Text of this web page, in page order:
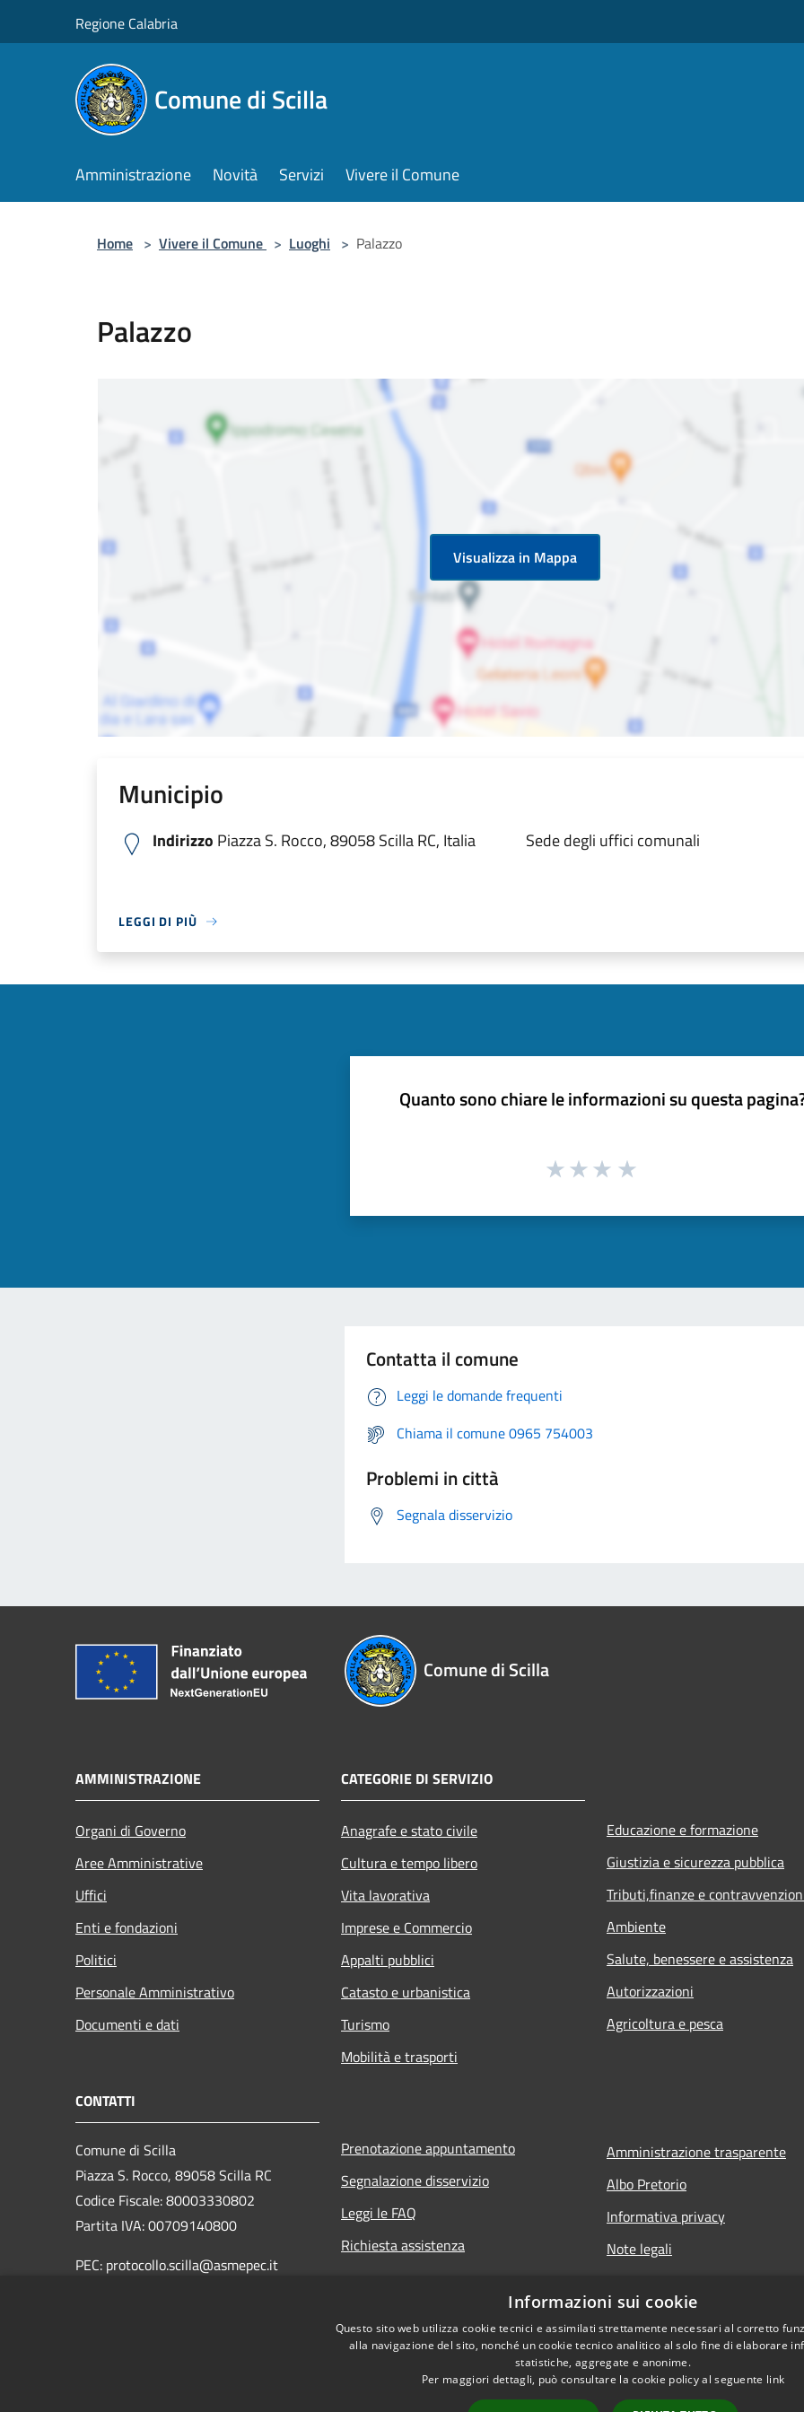
Regione Calabria
Comune di Scilla
Amministrazione Novità Servizi Vivere il Comune
Home > Vivere il Comune > Luoghi > Palazzo
Palazzo
Visualizza in Mappa
Municipio
Indirizzo Piazza S. Rocco, 89058 Scilla RC, Italia Sede degli uffici comunali
LEGGI DI PIÙ
Quanto sono chiare le informazioni su questa
Contatta il comune
Leggi le domande frequenti
Chiama il comune 0965 754003
Problemi in città
Segnala disservizio
Comune di Scilla
AMMINISTRAZIONE
Organi di Governo
Aree Amministrative
Uffici
Enti e fondazioni
Politici
Personale Amministrativo
Documenti e dati
CATEGORIE DI SERVIZIO
Anagrafe e stato civile
Cultura e tempo libero
Vita lavorativa
Imprese e Commercio
Appalti pubblici
Catasto e urbanistica
Turismo
Mobilità e trasporti
Educazione e formazione
Giustizia e sicurezza pubblica
Tributi,finanze e
Ambiente
Salute, benessere e assistenza
Autorizzazioni
Agricoltura e pesca
CONTATTI
Comune di Scilla
Piazza S. Rocco, 89058 Scilla RC
Codice Fiscale: 80003330802
Partita IVA: 00709140800
PEC: protocollo.scilla@asmepec.it
Prenotazione appuntamento
Segnalazione disservizio
Leggi le FAQ
Richiesta assistenza
Amministrazione trasparente
Albo Pretorio
Informativa privacy
Note legali
Informazioni sui cookie
Questo sito web utilizza cookie tecnici e assimilati strettamente necessari al corretto
alla navigazione del sito, nonché un cookie tecnico analitico al solo fine di elaborare
statistiche, aggregate e anonime.
Per maggiori dettagli, può consultare la cookie policy al seguente link